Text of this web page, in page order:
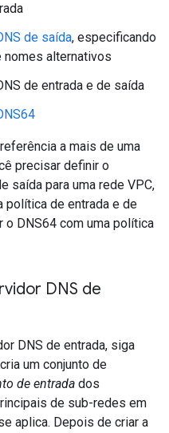
de saída, especificando
alternativos
de entrada e de saída
a mais de uma
precisar definir o
saída para uma rede VPC,
política de entrada e de
o DNS64 com uma política
DNS de
DNS de entrada, siga
um conjunto de
de entrada dos
de sub-redes em
aplica. Depois de criar a